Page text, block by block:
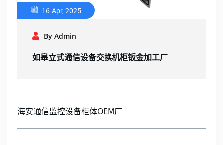
16-Apr, 2025
By Admin
如皋立式通信设备交换机柜钣金加工厂
海安通信监控设备柜体OEM厂